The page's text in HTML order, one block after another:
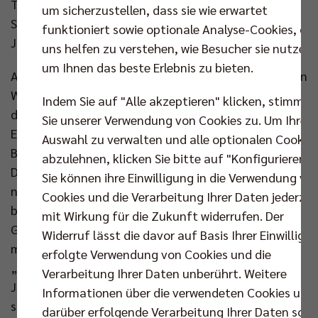
Training mitmachen darf. Hier sind nur erfahrene
Spieler, viele internationale Spieler.“ Und der 20-
Jährige mittendrin.
Amedegnato fühlt sich immer noch wie in einer neuen
Welt gelandet. Die vergangenen beiden Jahre durfte
der Zuspieler zwar für den VC Olympia Berlin und die
Energiequelle Netzhoppers KW auch schon in der
Bundesliga ran, doch jetzt trägt er das Trikot des
Deutschen Meisters. Wie es dazu kam, vergisst er
nicht so schnell, weil es ihn so unerwartet traf. „Ich
bekam eine E-Mail aus der Geschäftsstelle“, der
Geschäftsführer Kaweh Niroomand wolle sich „mit
mir zum Gespräch treffen“, erzählt der Jungspund,
„und dann bekam ich dieses Angebot.“ Für einen 3-
Jahres-Vertrag. Er musste erst mal Luft holen und
sich mit seinen Eltern absprechen. Anschließend
um sicherzustellen, dass sie wie erwartet
funktioniert sowie optionale Analyse-Cookies, die
uns helfen zu verstehen, wie Besucher sie nutzen,
um Ihnen das beste Erlebnis zu bieten.
Indem Sie auf "Alle akzeptieren" klicken, stimmen
Sie unserer Verwendung von Cookies zu. Um Ihre
Auswahl zu verwalten und alle optionalen Cookies
abzulehnen, klicken Sie bitte auf "Konfigurieren".
Sie können ihre Einwilligung in die Verwendung
Cookies und die Verarbeitung Ihrer Daten
mit Wirkung für die Zukunft widerrufen. Der
Widerruf lässt die davor auf Basis Ihrer
erfolgte Verwendung von Cookies und die
Verarbeitung Ihrer Daten unberührt. Weitere
Informationen über die verwendeten Cookies und
darüber erfolgende Verarbeitung Ihrer Daten